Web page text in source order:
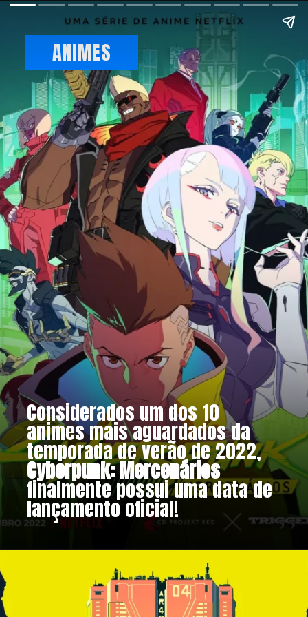
Considerados um dos 10
animes mais aguardados da
temporada de verão de 2022,
Cyberpunk: Mercenários
finalmente possui uma data de
lançamento oficial!
ANIMES